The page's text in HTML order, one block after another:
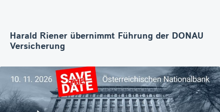
Harald Riener übernimmt Führung der DONAU
Versicherung